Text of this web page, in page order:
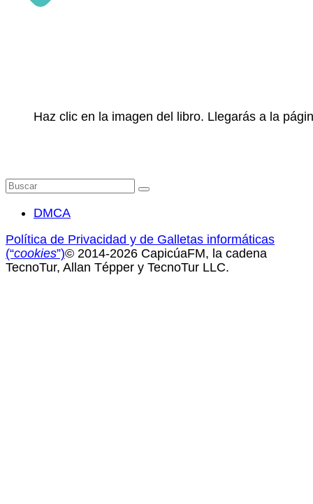
Haz clic en la imagen del libro. Llegarás a la
Buscar
DMCA
Política de Privacidad y de Galletas informáticas
(“cookies”)© 2014-2026 CapicúaFM, la cadena
TecnoTur, Allan Tépper y TecnoTur LLC.